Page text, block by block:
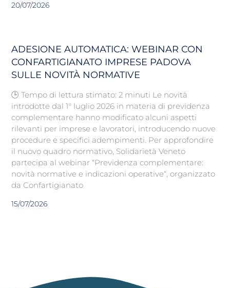
20/07/2026
ADESIONE AUTOMATICA: WEBINAR CON
CONFARTIGIANATO IMPRESE PADOVA
SULLE NOVITÀ NORMATIVE
🕒 Tempo di lettura stimato: 2 minuti Le novità
introdotte dal 1° luglio 2026 in materia di previdenza
complementare hanno modificato alcuni aspetti
rilevanti per imprese e lavoratori, introducendo nuove
procedure e specifici adempimenti. Per approfondire
il nuovo quadro normativo, Solidarietà Veneto
partecipa al webinar “Previdenza complementare:
novità normative e indicazioni operative“, organizzato
da Confartigianato
15/07/2026